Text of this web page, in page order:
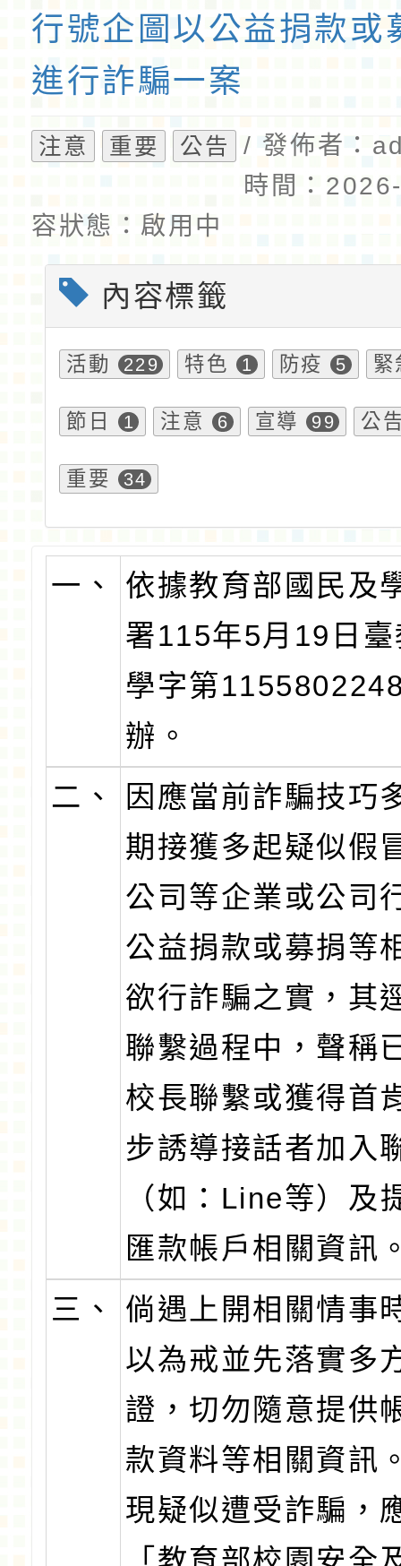
行號企圖以公益捐款或
進行詐騙一案
注意 重要 公告
/ 發佈者：
時間：
容狀態：啟用中
內容標籤
活動 229 特色 1 防疫 5 緊
節日 1 注意 6 宣導 99 公
重要 34
一、
依據教育部國民及
署115年5月19日
學字第
辦。
二、
因應當前詐騙技巧
期接獲多起疑似假
公司等企業或公司
公益捐款或募捐等
欲行詐騙之實，其
聯繫過程中，聲稱
校長聯繫或獲得首
步誘導接話者加入
（如：Line等）及
匯款帳戶相關資訊
三、
倘遇上開相關情事
以為戒並先落實多
證，切勿隨意提供
款資料等相關資訊
現疑似遭受詐騙，